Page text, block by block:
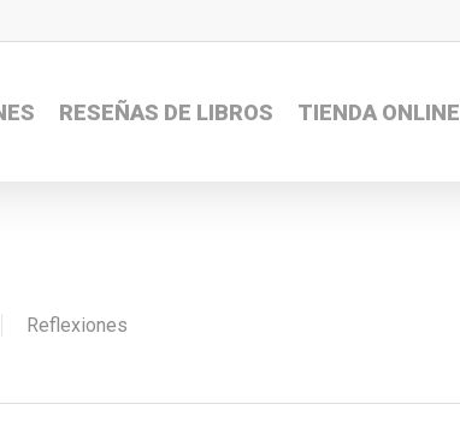
RESEÑAS DE LIBROS TIENDA ONLINE
Reflexiones